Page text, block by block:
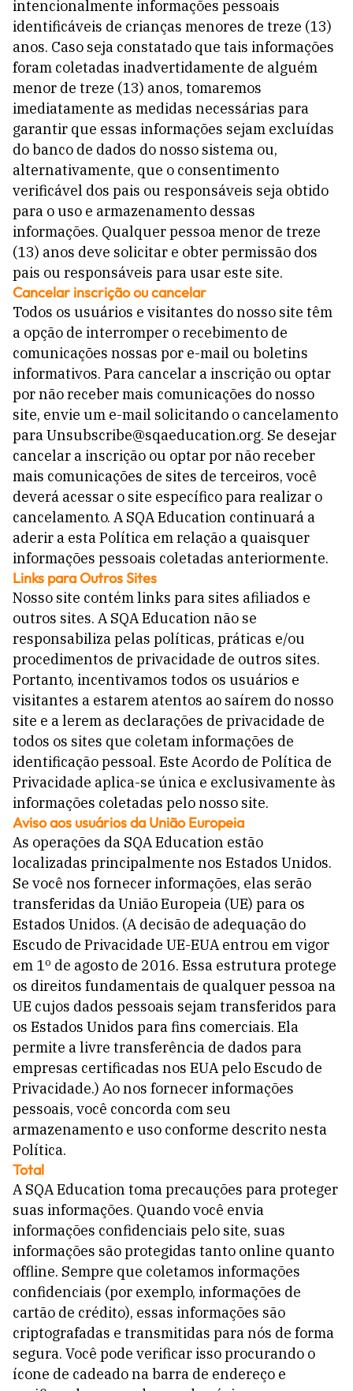
intencionalmente informações pessoais
identificáveis ​​de crianças menores de treze (13)
anos. Caso seja constatado que tais informações
foram coletadas inadvertidamente de alguém
menor de treze (13) anos, tomaremos
imediatamente as medidas necessárias para
garantir que essas informações sejam excluídas
do banco de dados do nosso sistema ou,
alternativamente, que o consentimento
verificável dos pais ou responsáveis ​​seja obtido
para o uso e armazenamento dessas
informações. Qualquer pessoa menor de treze
(13) anos deve solicitar e obter permissão dos
pais ou responsáveis ​​para usar este site.
Cancelar inscrição ou cancelar
Todos os usuários e visitantes do nosso site têm
a opção de interromper o recebimento de
comunicações nossas por e-mail ou boletins
informativos. Para cancelar a inscrição ou optar
por não receber mais comunicações do nosso
site, envie um e-mail solicitando o cancelamento
para Unsubscribe@sqaeducation.org. Se desejar
cancelar a inscrição ou optar por não receber
mais comunicações de sites de terceiros, você
deverá acessar o site específico para realizar o
cancelamento. A SQA Education continuará a
aderir a esta Política em relação a quaisquer
informações pessoais coletadas anteriormente.
Links para Outros Sites
Nosso site contém links para sites afiliados e
outros sites. A SQA Education não se
responsabiliza pelas políticas, práticas e/ou
procedimentos de privacidade de outros sites.
Portanto, incentivamos todos os usuários e
visitantes a estarem atentos ao saírem do nosso
site e a lerem as declarações de privacidade de
todos os sites que coletam informações de
identificação pessoal. Este Acordo de Política de
Privacidade aplica-se única e exclusivamente às
informações coletadas pelo nosso site.
Aviso aos usuários da União Europeia
As operações da SQA Education estão
localizadas principalmente nos Estados Unidos.
Se você nos fornecer informações, elas serão
transferidas da União Europeia (UE) para os
Estados Unidos. (A decisão de adequação do
Escudo de Privacidade UE-EUA entrou em vigor
em 1º de agosto de 2016. Essa estrutura protege
os direitos fundamentais de qualquer pessoa na
UE cujos dados pessoais sejam transferidos para
os Estados Unidos para fins comerciais. Ela
permite a livre transferência de dados para
empresas certificadas nos EUA pelo Escudo de
Privacidade.) Ao nos fornecer informações
pessoais, você concorda com seu
armazenamento e uso conforme descrito nesta
Política.
Total
A SQA Education toma precauções para proteger
suas informações. Quando você envia
informações confidenciais pelo site, suas
informações são protegidas tanto online quanto
offline. Sempre que coletamos informações
confidenciais (por exemplo, informações de
cartão de crédito), essas informações são
criptografadas e transmitidas para nós de forma
segura. Você pode verificar isso procurando o
ícone de cadeado na barra de endereço e